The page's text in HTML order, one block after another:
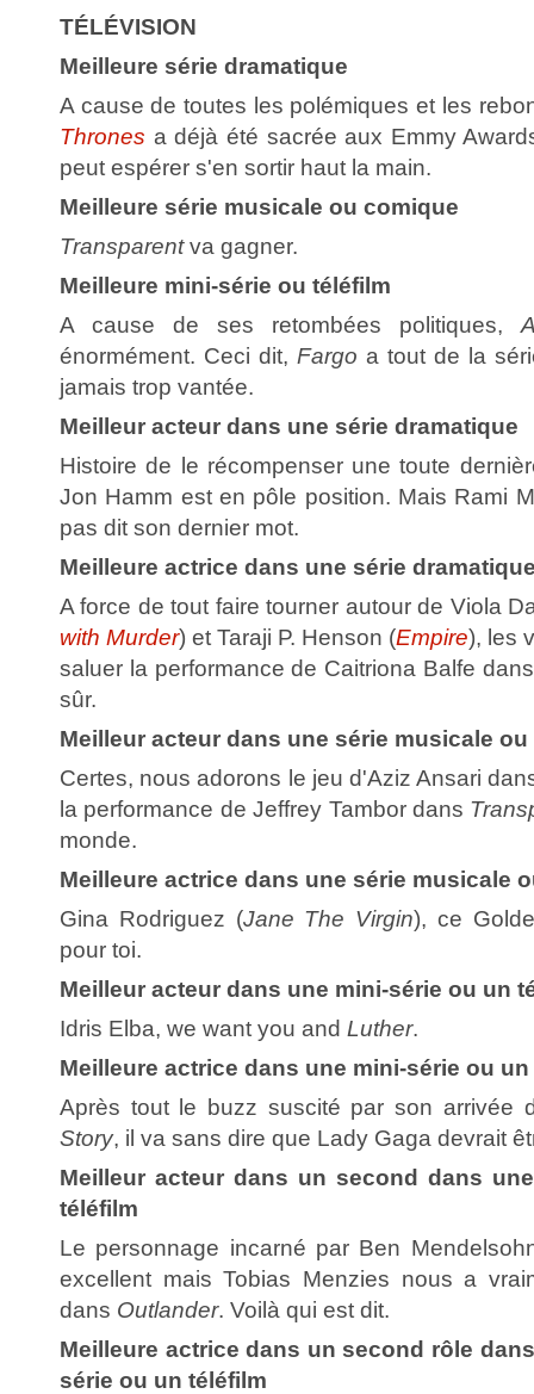
TÉLÉVISION
Meilleure série dramatique
A cause de toutes les polémiques et les
Thrones a déjà été sacrée aux Emmy
peut espérer s'en sortir haut la main.
Meilleure série musicale ou comique
Transparentva gagner.
Meilleure mini-série ou téléfilm
A cause de ses retombées politiques,
énormément. Ceci dit, Fargo a tout de la
jamais trop vantée.
Meilleur acteur dans une série dramatique
Histoire de le récompenser une toute
Jon Hamm est en pôle position. Mais Rami
pas dit son dernier mot.
Meilleure actrice dans une série
A force de tout faire tourner autour de Viola
with Murder) et Taraji P. Henson (Empire), les
saluer la performance de Caitriona Balfe
sûr.
Meilleur acteur dans une série musicale
Certes, nous adorons le jeu d'Aziz Ansari
la performance de Jeffrey Tambor dans
monde.
Meilleure actrice dans une série musicale
Gina Rodriguez (Jane The Virgin), ce
pour toi.
Meilleur acteur dans une mini-série ou un
Idris Elba, we want you and Luther.
Meilleure actrice dans une mini-série ou
Après tout le buzz suscité par son arrivée
Story, il va sans dire que Lady Gaga devrait
Meilleur acteur dans un second dans
téléfilm
Le personnage incarné par Ben
excellent mais Tobias Menzies nous a
dans Outlander. Voilà qui est dit.
Meilleure actrice dans un second rôle
série ou un téléfilm